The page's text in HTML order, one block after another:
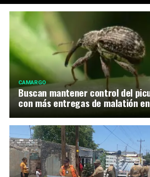
CAMARGO
Buscan mantener control del
con más entregas de malatión